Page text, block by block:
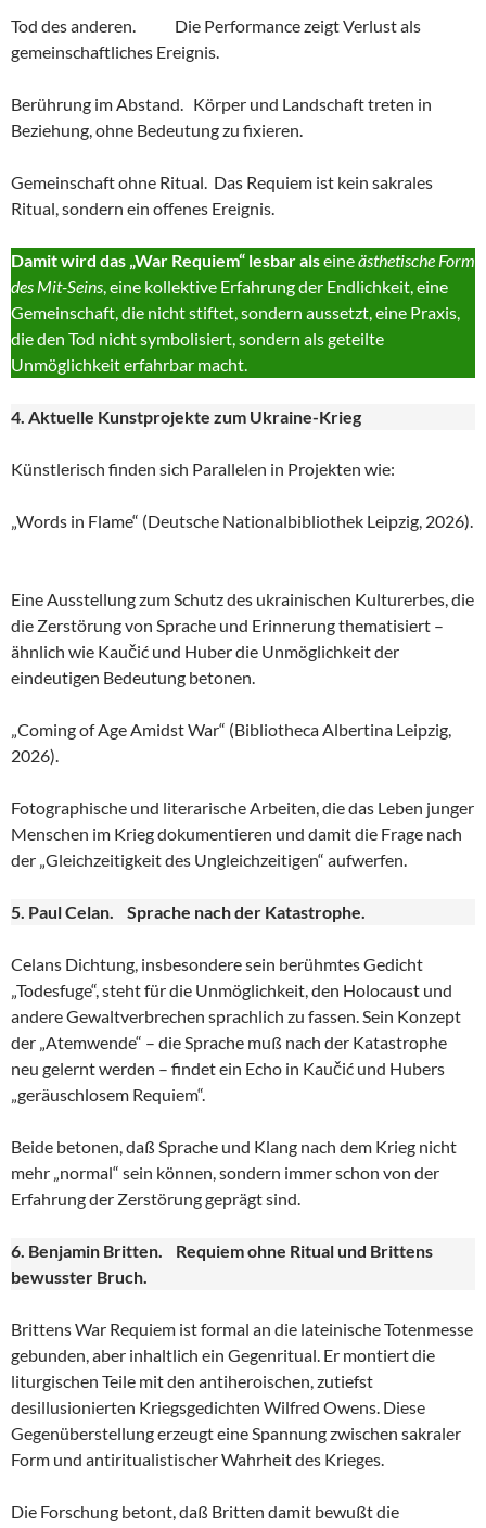
Tod des anderen. Die Performance zeigt Verlust als
gemeinschaftliches Ereignis.
Berührung im Abstand. Körper und Landschaft treten in
Beziehung, ohne Bedeutung zu fixieren.
Gemeinschaft ohne Ritual. Das Requiem ist kein sakrales
Ritual, sondern ein offenes Ereignis.
Damit wird das „War Requiem“ lesbar alseineästhetische Form
des Mit-Seins, eine kollektive Erfahrung der Endlichkeit, eine
Gemeinschaft, die nicht stiftet, sondern aussetzt, eine Praxis,
die den Tod nicht symbolisiert, sondern als geteilte
Unmöglichkeit erfahrbar macht.
4. Aktuelle Kunstprojekte zum Ukraine-Krieg
Künstlerisch finden sich Parallelen in Projekten wie:
„Words in Flame“ (Deutsche Nationalbibliothek Leipzig, 2026).
Eine Ausstellung zum Schutz des ukrainischen Kulturerbes, die
die Zerstörung von Sprache und Erinnerung thematisiert –
ähnlich wie Kaučić und Huber die Unmöglichkeit der
eindeutigen Bedeutung betonen.
„Coming of Age Amidst War“ (Bibliotheca Albertina Leipzig,
2026).
Fotographische und literarische Arbeiten, die das Leben junger
Menschen im Krieg dokumentieren und damit die Frage nach
der „Gleichzeitigkeit des Ungleichzeitigen“ aufwerfen.
5. Paul Celan. Sprache nach der Katastrophe.
Celans Dichtung, insbesondere sein berühmtes Gedicht
„Todesfuge“, steht für die Unmöglichkeit, den Holocaust und
andere Gewaltverbrechen sprachlich zu fassen. Sein Konzept
der „Atemwende“ – die Sprache muß nach der Katastrophe
neu gelernt werden – findet ein Echo in Kaučić und Hubers
„geräuschlosem Requiem“.
Beide betonen, daß Sprache und Klang nach dem Krieg nicht
mehr „normal“ sein können, sondern immer schon von der
Erfahrung der Zerstörung geprägt sind.
6. Benjamin Britten. Requiem ohne Ritual und Brittens
bewusster Bruch.
Brittens War Requiem ist formal an die lateinische Totenmesse
gebunden, aber inhaltlich ein Gegenritual. Er montiert die
liturgischen Teile mit den antiheroischen, zutiefst
desillusionierten Kriegsgedichten Wilfred Owens. Diese
Gegenüberstellung erzeugt eine Spannung zwischen sakraler
Form und antiritualistischer Wahrheit des Krieges.
Die Forschung betont, daß Britten damit bewußt die